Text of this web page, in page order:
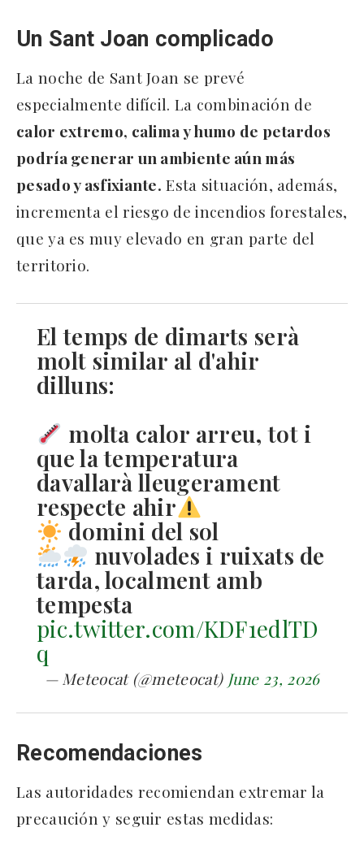
Un Sant Joan complicado
La noche de Sant Joan se prevé
especialmente difícil. La combinación de
calor extremo, calima y humo de petardos
podría generar un ambiente aún más
pesado y asfixiante. Esta situación, además,
incrementa el riesgo de incendios forestales,
que ya es muy elevado en gran parte del
territorio.
El temps de dimarts serà
molt similar al d'ahir
dilluns:
molta calor arreu, tot i
que la temperatura
davallarà lleugerament
respecte ahir
domini del sol
nuvolades i ruixats de
tarda, localment amb
tempesta
pic.twitter.com/KDF1edlTD
q
— Meteocat (@meteocat) June 23, 2026
Recomendaciones
Las autoridades recomiendan extremar la
precaución y seguir estas medidas: